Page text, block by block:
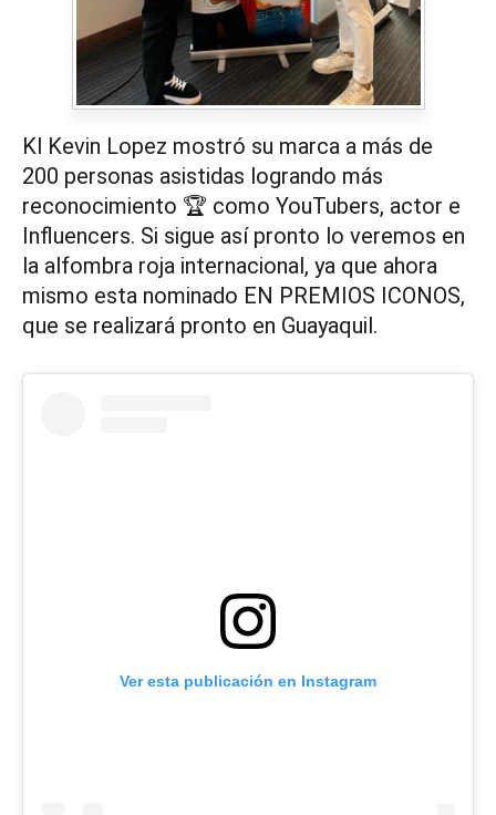
Kl Kevin Lopez mostró su marca a más de
200 personas asistidas logrando más
reconocimiento 🏆 como YouTubers, actor e
Influencers. Si sigue así pronto lo veremos en
la alfombra roja internacional, ya que ahora
mismo esta nominado EN PREMIOS ICONOS,
que se realizará pronto en Guayaquil.
Ver esta publicación en Instagram